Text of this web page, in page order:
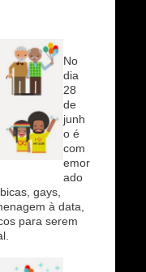
No
dia
28
de
junh
o é
com
emor
ado
gays,
à data,
para serem